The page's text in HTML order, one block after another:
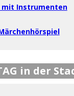
mit Instrumenten
in der